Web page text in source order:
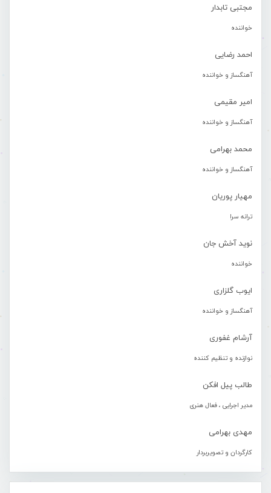
مجتبی تابدار
خواننده
احمد رضایی
آهنگساز و خواننده
امیر مقیمی
آهنگساز و خواننده
محمد بهرامی
آهنگساز و خواننده
مهیار پوریان
ترانه سرا
نوید آخش جان
خواننده
ایوب گلزاری
آهنگساز و خواننده
آرشام غفوری
نوازنده و تنظیم کننده
طالب پیل افکن
مدیر اجرایی ، فعال هنری
مهدی بهرامی
کارگردان و تصویربردار